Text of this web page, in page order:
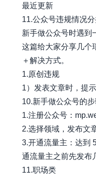
最近更新
11.公众号违规情况分
新手做公众号时遇到
这篇给大家分享几个
＋解决方式。
1.原创违规
1）发表文章时，提
10.新手做公众号的
1.注册公众号：
2.选择领域，发布文
3.开通流量主：达到
通流量主之前先发布
11.职场类